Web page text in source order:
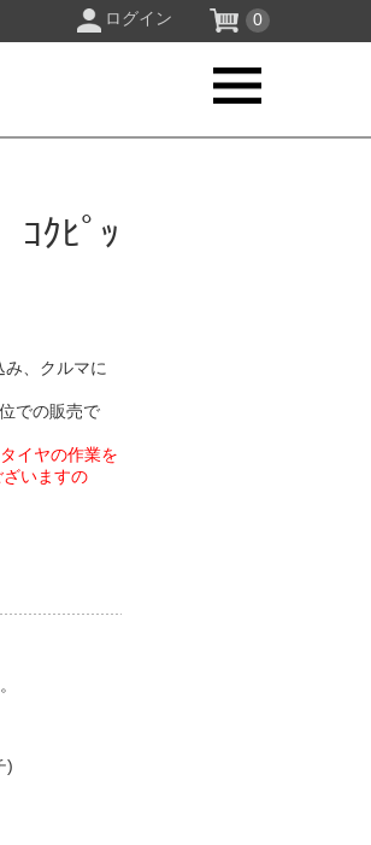
ログイン 0
ｺｸﾋﾟｯ
、クルマに
での販売で
イヤの作業を
いますの
)